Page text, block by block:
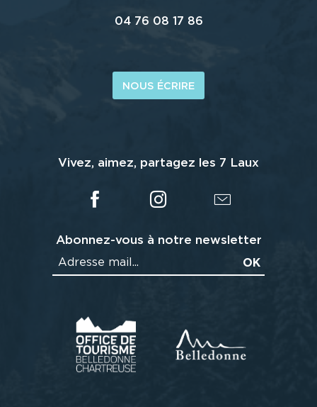
04 76 08 17 86
NOUS ÉCRIRE
Vivez, aimez, partagez les 7 Laux
Abonnez-vous à notre newsletter